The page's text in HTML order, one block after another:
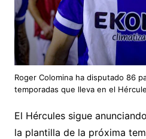
Roger Colomina ha disputado 86
temporadas que lleva en el
El Hércules sigue
la plantilla de la próxima